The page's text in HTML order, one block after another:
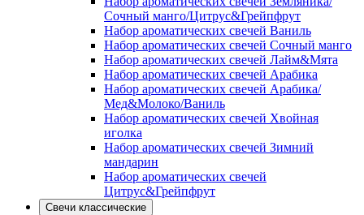
Сочный манго/Цитрус&Грейпфрут
Набор ароматических свечей Ваниль
Набор ароматических свечей Сочный манго
Набор ароматических свечей Лайм&Мята
Набор ароматических свечей Арабика
Набор ароматических свечей Арабика/
Мед&Молоко/Ваниль
Набор ароматических свечей Хвойная
иголка
Набор ароматических свечей Зимний
мандарин
Набор ароматических свечей
Цитрус&Грейпфрут
Свечи классические